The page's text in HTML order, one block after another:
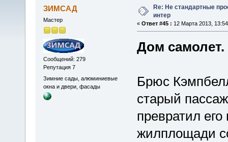
ЗИМСАД
Мастер
Сообщений: 279
Репутация 7
Зимние сады, алюминиевые
окна и двери, фасады
Re: Не стандартные
интер
« Ответ #45 : 12 Марта 2013,
Дом
Брюс
старый
превратил
жилплощади